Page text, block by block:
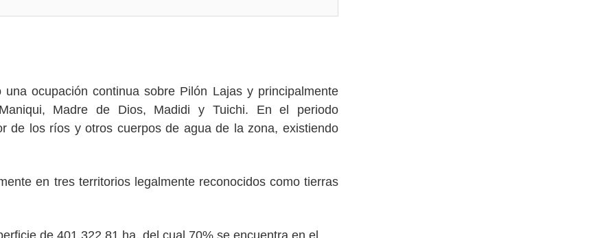
ocupación continua sobre Pilón Lajas y principalmente
Madre de Dios, Madidi y Tuichi. En el periodo
de los ríos y otros cuerpos de agua de la zona, existiendo
en tres territorios legalmente reconocidos como tierras
de 401.322,81 ha, del cual 70% se encuentra en el